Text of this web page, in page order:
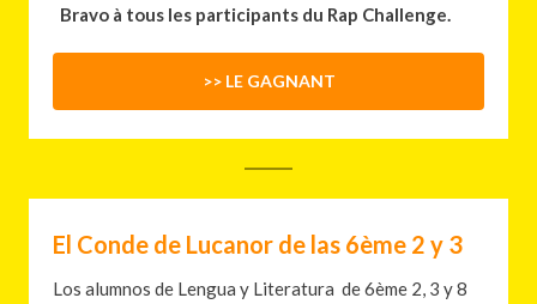
Bravo à tous les participants du Rap Challenge.
>> LE GAGNANT
El Conde de Lucanor de las 6ème 2 y 3
Los alumnos de Lengua y Literatura de 6ème 2, 3 y 8